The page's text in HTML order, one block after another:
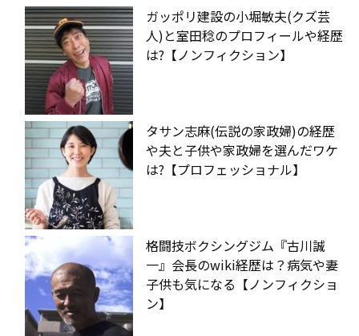
ガッポリ建設の小堀敏夫(クズ芸
人)と室田稔のプロフィールや経歴
は?【ノンフィクション】
タサン志麻(伝説の家政婦)の経歴
や夫と子供や家政婦を選んだワケ
は?【プロフェッショナル】
格闘技ボクシングジム『古川誠
一』会長のwiki経歴は？病気や妻
子供も気になる【ノンフィクショ
ン】